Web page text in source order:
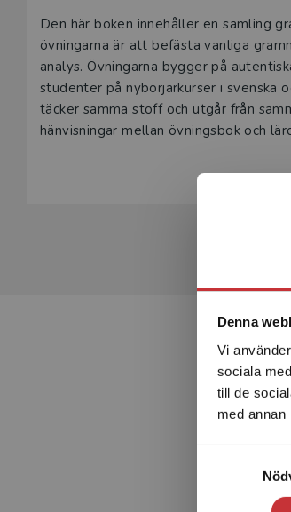
Denna
Vi
sociala
till de
med
Beskrivning
Den här boken innehåller en samling
övningarna är att befästa vanliga
analys. Övningarna bygger på
studenter på nybörjarkurser i svenska
täcker samma stoff och utgår från
hänvisningar mellan övningsbok och